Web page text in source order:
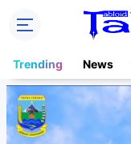
Trending News